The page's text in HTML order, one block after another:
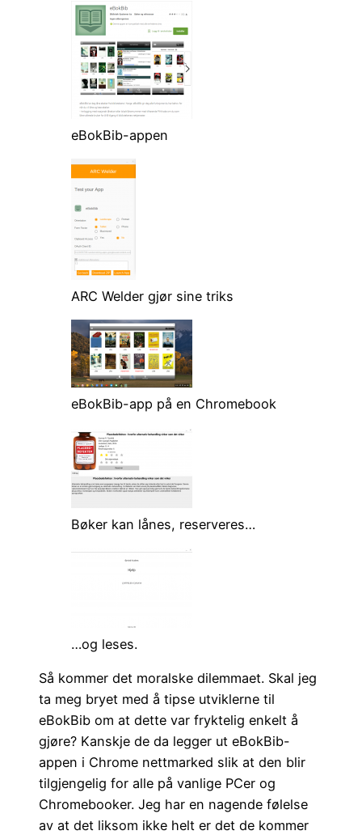
eBokBib-appen
ARC Welder gjør sine triks
eBokBib-app på en Chromebook
Bøker kan lånes, reserveres…
…og leses.
Så kommer det moralske dilemmaet. Skal jeg
ta meg bryet med å tipse utviklerne til
eBokBib om at dette var fryktelig enkelt å
gjøre? Kanskje de da legger ut eBokBib-
appen i Chrome nettmarked slik at den blir
tilgjengelig for alle på vanlige PCer og
Chromebooker. Jeg har en nagende følelse
av at det liksom ikke helt er det de kommer